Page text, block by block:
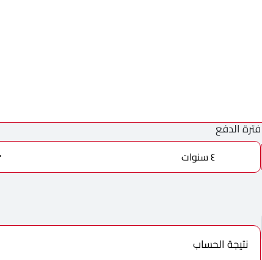
فترة الدفع
٤ سنوات
نتيجة الحساب